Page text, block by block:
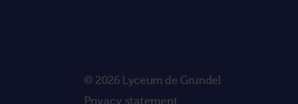
© 2026 Lyceum de Grundel
Privacy statement